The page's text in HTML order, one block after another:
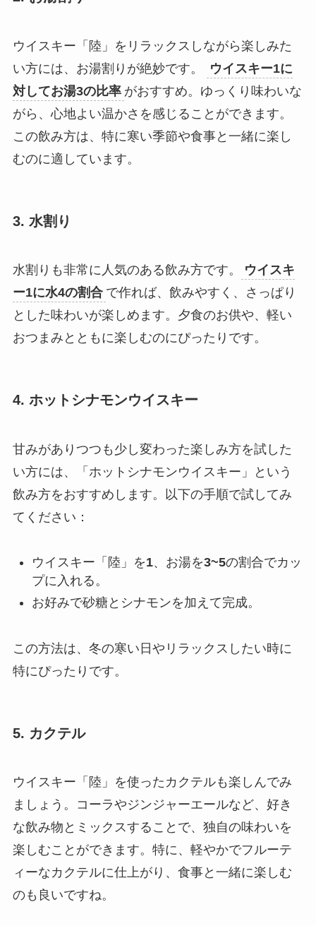
ウイスキー「陸」をリラックスしながら楽しみた
い方には、お湯割りが絶妙です。
ウイスキー1に
対してお湯3の比率 がおすすめ。ゆっくり味わいな
がら、心地よい温かさを感じることができます。
この飲み方は、特に寒い季節や食事と一緒に楽し
むのに適しています。
3. 水割り
水割りも非常に人気のある飲み方です。
ウイスキ
ー1に水4の割合 で作れば、飲みやすく、さっぱり
とした味わいが楽しめます。夕食のお供や、軽い
おつまみとともに楽しむのにぴったりです。
4. ホットシナモンウイスキー
甘みがありつつも少し変わった楽しみ方を試した
い方には、「ホットシナモンウイスキー」という
飲み方をおすすめします。以下の手順で試してみ
てください：
ウイスキー「陸」を1、お湯を3~5の割合でカッ
プに入れる。
お好みで砂糖とシナモンを加えて完成。
この方法は、冬の寒い日やリラックスしたい時に
特にぴったりです。
5. カクテル
ウイスキー「陸」を使ったカクテルも楽しんでみ
ましょう。コーラやジンジャーエールなど、好き
な飲み物とミックスすることで、独自の味わいを
楽しむことができます。特に、軽やかでフルーテ
ィーなカクテルに仕上がり、食事と一緒に楽しむ
のも良いですね。